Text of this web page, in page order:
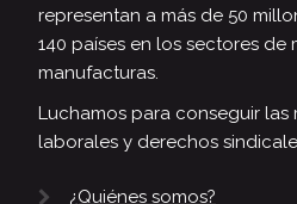
representan a más de 50
140 países en los sectores de
manufacturas.
Luchamos para conseguir
laborales y derechos
¿Quiénes somos?